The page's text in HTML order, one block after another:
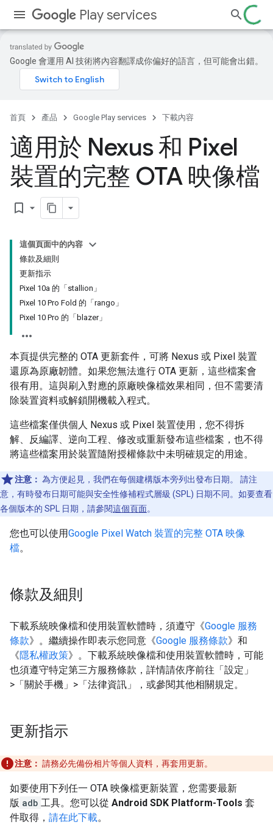
Play services
Google 會運用 AI 技術將內容翻譯成你偏好的語言，但可能會出錯。
首頁 產品 Google Play services 下載內容
適用於 Nexus 和 Pixel
裝置的完整 OTA 映像檔
bookmark_border
這個頁面中的內容
條款及細則
更新指示
Pixel 10a 的「stallion」
Pixel 10 Pro Fold 的「rango」
Pixel 10 Pro 的「blazer」
本頁提供完整的 OTA 更新套件，可將 Nexus 或 Pixel 裝置
還原為原廠韌體。如果您無法進行 OTA 更新，這些檔案會
很有用。這與刷入對應的原廠映像檔效果相同，但不需要清
除裝置資料或解鎖開機載入程式。
這些檔案僅供個人 Nexus 或 Pixel 裝置使用，您不得拆
解、反編譯、逆向工程、修改或重新發布這些檔案，也不得
將這些檔案用於裝置隨附授權條款中未明確規定的用途。
注意： 為方便起見，我們在每個建構版本旁列出發布日期。 請注
意，有時發布日期可能與安全性修補程式層級 (SPL) 日期不同。如要查看
各個版本的 SPL 日期，請參閱這個頁面。
您也可以使用Google Pixel Watch 裝置的完整 OTA 映像
檔。
條款及細則
下載系統映像檔和使用裝置軟體時，須遵守《Google 服務
條款》。繼續操作即表示您同意《Google 服務條款》和
《隱私權政策》。下載系統映像檔和使用裝置軟體時，可能
也須遵守特定第三方服務條款，詳情請依序前往「設定」
>「關於手機」>「法律資訊」
，或參閱其他相關規定。
更新指示
注意： 請務必先備份相片等個人資料，再套用更新。
如要使用下列任一 OTA 映像檔更新裝置，您需要最新
版 adb 工具。您可以從 Android SDK Platform-Tools 套
件取得， 請在此下載。